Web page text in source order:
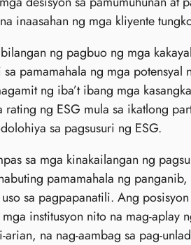
inaasahan ng mga kliyente
ng pagbuo ng mga
pamamahala ng mga potensyal
ng iba’t ibang mga
ng ESG mula sa ikatlong
sa pagsusuri ng ESG.
sa mga kinakailangan ng
pamamahala ng
sa pagpapanatili. Ang
institusyon nito na mag-aplay
na nag-aambag sa pag-